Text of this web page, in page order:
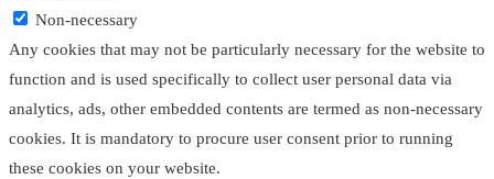
Non-necessary
Any cookies that may not be particularly necessary for the website to
function and is used specifically to collect user personal data via
analytics, ads, other embedded contents are termed as non-necessary
cookies. It is mandatory to procure user consent prior to running
these cookies on your website.